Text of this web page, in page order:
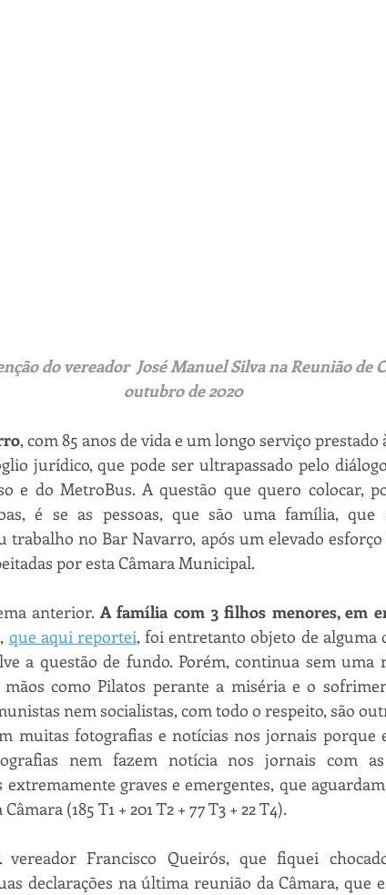
do vereador  José Manuel Silva na Reunião de
outubro de 2020
, com 85 anos de vida e um longo serviço prestado
jurídico, que pode ser ultrapassado pelo
e do MetroBus. A questão que quero colocar,
é se as pessoas, que são uma família, que
trabalho no Bar Navarro, após um elevado
por esta Câmara Municipal.
anterior. A família com 3 filhos menores, em
, que aqui reportei, foi entretanto objeto de alguma
a questão de fundo. Porém, continua sem uma
mãos como Pilatos perante a miséria e o
nem socialistas, com todo o respeito, são
muitas fotografias e notícias nos jornais porque
nem fazem notícia nos jornais com
extremamente graves e emergentes, que
(185 T1 + 201 T2 + 77 T3 + 22 T4).
vereador Francisco Queirós, que fiquei
declarações na última reunião da Câmara, que